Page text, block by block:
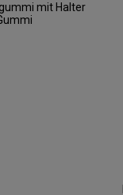
mit Halter